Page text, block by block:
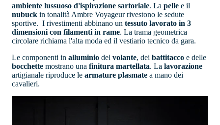
ambiente lussuoso d'ispirazione sartoriale. La pelle e il
nubuck in tonalità Ambre Voyageur rivestono le sedute
sportive. I rivestimenti abbinano un tessuto lavorato in 3
dimensioni con filamenti in rame. La trama geometrica
circolare richiama l'alta moda ed il vestiario tecnico da gara.
Le componenti in alluminio del volante, dei battitacco e delle
bocchette mostrano una finitura martellata. La lavorazione
artigianale riproduce le armature plasmate a mano dei
cavalieri.